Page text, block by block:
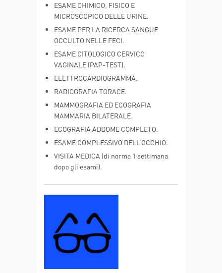
ESAME CHIMICO, FISICO E
MICROSCOPICO DELLE URINE.
ESAME PER LA RICERCA SANGUE
OCCULTO NELLE FECI.
ESAME CITOLOGICO CERVICO
VAGINALE (PAP-TEST).
ELETTROCARDIOGRAMMA.
RADIOGRAFIA TORACE.
MAMMOGRAFIA ED ECOGRAFIA
MAMMARIA BILATERALE.
ECOGRAFIA ADDOME COMPLETO.
ESAME COMPLESSIVO DELL’OCCHIO.
VISITA MEDICA (di norma 1 settimana
dopo gli esami).